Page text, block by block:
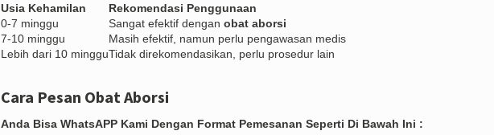
Usia Kehamilan
Rekomendasi Penggunaan
0-7 minggu
Sangat efektif dengan obat aborsi
7-10 minggu
Masih efektif, namun perlu pengawasan medis
Lebih dari 10 mingguTidak direkomendasikan, perlu prosedur lain
Cara Pesan Obat Aborsi
Anda Bisa WhatsAPP Kami Dengan Format Pemesanan Seperti Di Bawah Ini :